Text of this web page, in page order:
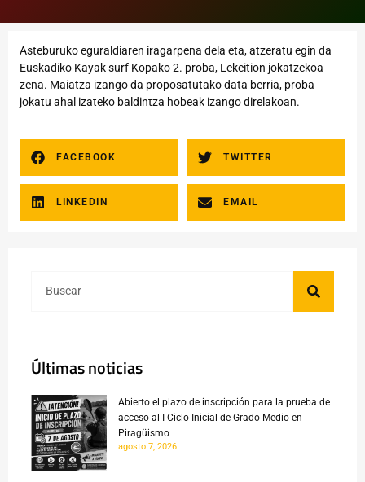
Asteburuko eguraldiaren iragarpena dela eta, atzeratu egin da
Euskadiko Kayak surf Kopako 2. proba, Lekeition jokatzekoa
zena. Maiatza izango da proposatutako data berria, proba
jokatu ahal izateko baldintza hobeak izango direlakoan.
FACEBOOK TWITTER
LINKEDIN EMAIL
Últimas noticias
Abierto el plazo de inscripción para la prueba de
acceso al I Ciclo Inicial de Grado Medio en
Piragüismo
agosto 7, 2026